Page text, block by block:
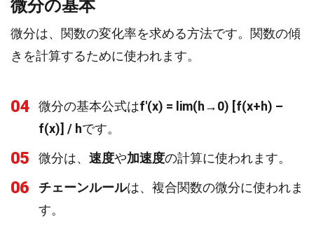
微分の基本
微分は、関数の変化率を求める方法です。関数の傾
きを計算するために使われます。
04 微分の基本公式はf'(x) = lim(h→0) [f(x+h) –
f(x)] / hです。
05 微分は、 速度や加速度の計算に使われます。
06 チェーンルールは、複合関数の微分に使われま
す。